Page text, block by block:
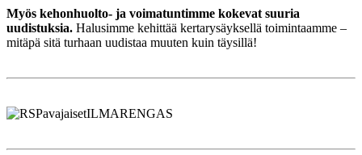
Myös kehonhuolto- ja voimatuntimme kokevat suuria
uudistuksia. Halusimme kehittää kertarysäyksellä toimintaamme –
mitäpä sitä turhaan uudistaa muuten kuin täysillä!